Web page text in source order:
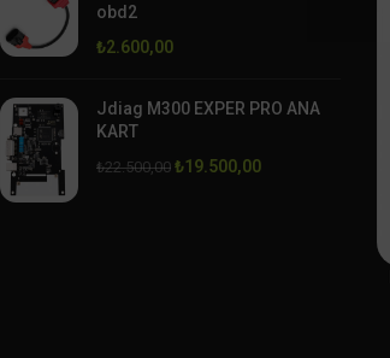
obd2
₺2.600,00
Jdiag M300 EXPER PRO ANA
KART
₺22.500,00 ₺19.500,00